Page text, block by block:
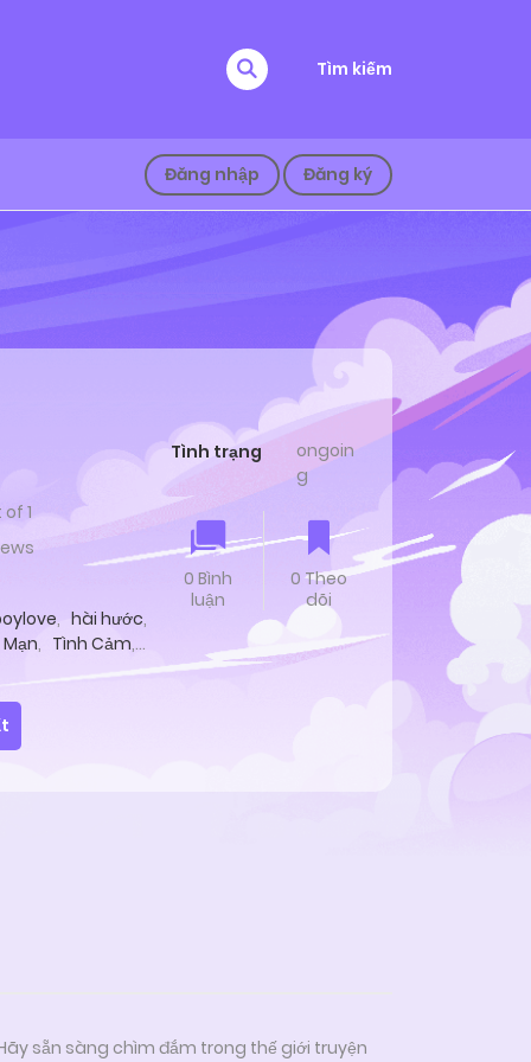
Tìm kiếm
Đăng nhập Đăng ký
of 1
, hài hước,
, Tình Cảm,
Tình trạng
ongoin
g
0 Bình
luận
0 Theo
dõi
sẵn sàng chìm đắm trong thế giới truyện